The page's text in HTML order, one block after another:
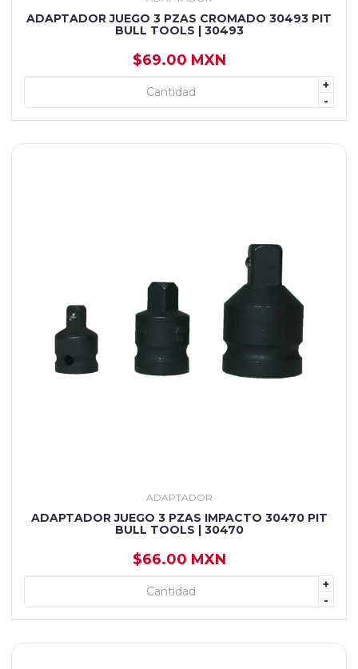
ADAPTADOR JUEGO 3 PZAS CROMADO 30493 PIT
BULL TOOLS | 30493
$69.00 MXN
+
-
+ AGREGAR
ADAPTADOR
ADAPTADOR JUEGO 3 PZAS IMPACTO 30470 PIT
BULL TOOLS | 30470
$66.00 MXN
+
-
+ AGREGAR